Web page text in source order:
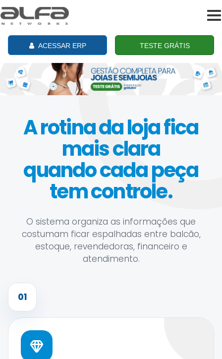
ACESSAR ERP TESTE GRÁTIS
A rotina da loja fica
mais clara
quando cada peça
tem controle.
O sistema organiza as informações que
costumam ficar espalhadas entre balcão,
estoque, revendedoras, financeiro e
atendimento.
01